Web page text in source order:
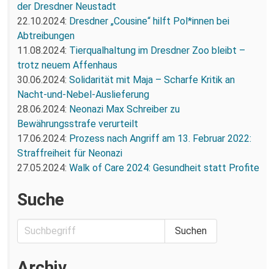
der Dresdner Neustadt
22.10.2024: Dresdner „Cousine“ hilft Pol*innen bei
Abtreibungen
11.08.2024: Tierqualhaltung im Dresdner Zoo bleibt –
trotz neuem Affenhaus
30.06.2024: Solidarität mit Maja – Scharfe Kritik an
Nacht-und-Nebel-Auslieferung
28.06.2024: Neonazi Max Schreiber zu
Bewährungsstrafe verurteilt
17.06.2024: Prozess nach Angriff am 13. Februar 2022:
Straffreiheit für Neonazi
27.05.2024: Walk of Care 2024: Gesundheit statt Profite
Suche